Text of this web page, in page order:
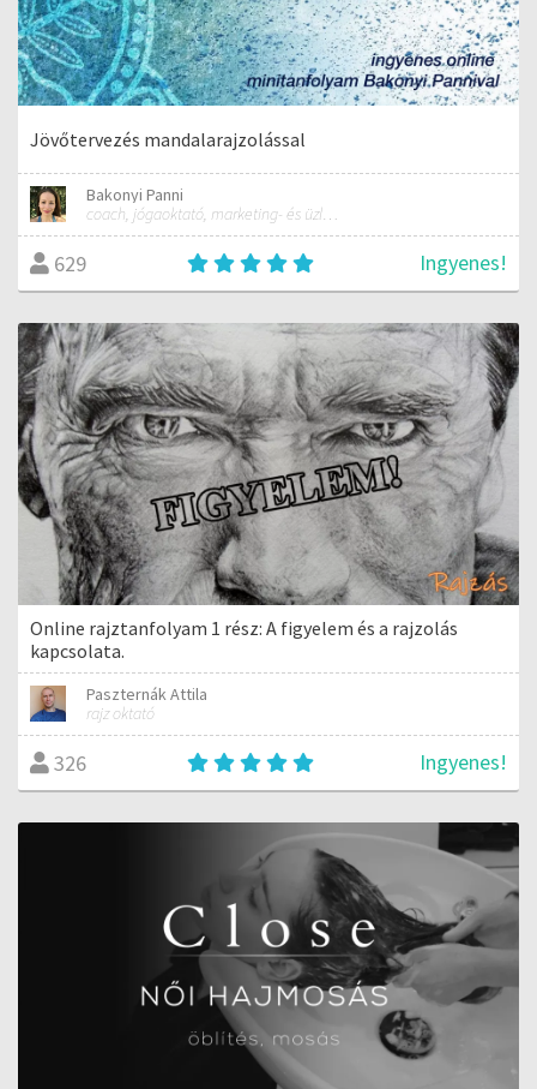
Jövőtervezés mandalarajzolással
Bakonyi Panni
coach, jógaoktató, marketing- és üzletfejlesztési tanácsadó
629 Ingyenes!
Online rajztanfolyam 1 rész: A figyelem és a rajzolás
kapcsolata.
Paszternák Attila
rajz oktató
326 Ingyenes!